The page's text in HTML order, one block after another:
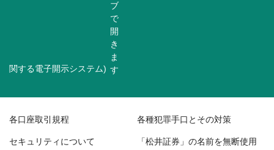
関する電子開示システム)
各口座取引規程 各種犯罪手口とその対策
セキュリティについて 「松井証券」の名前を無断使用